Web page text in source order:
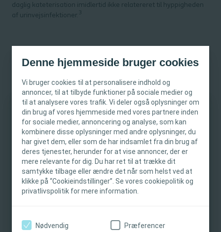
Denne hjemmeside bruger cookies
Vi bruger cookies til at personalisere indhold og
annoncer, til at tilbyde funktioner på sociale medier og
til at analysere vores trafik. Vi deler også oplysninger om
din brug af vores hjemmeside med vores partnere inden
for sociale medier, annoncering og analyse, som kan
kombinere disse oplysninger med andre oplysninger, du
har givet dem, eller som de har indsamlet fra din brug af
deres tjenester, herunder for at vise annoncer, der er
mere relevante for dig. Du har ret til at trække dit
samtykke tilbage eller ændre det når som helst ved at
klikke på “Cookieindstillinger”. Se vores cookiepolitik og
privatlivspolitik for mere information.
Nødvendig Præferencer
VIGTIG INFORMATION
Denne hjemmeside er kun beregnet til
sundhedspersonale. Hjemmesidens indhold er
beregnet til oplysnings- og uddannelsesmæssige
formål og er ikke tiltænkt andre områder.
Coloplast yder ikke medicinsk rådgivning.
oplysninger om de præsenterede produkter,
daglig kateterisation imidlertid ikke relatereret til hyppigheden
af urinvejsinfektioner. 3
Vidste du?
4-6 gange
Det anbefales, at IC-brugere kateteriserer 4-6
gange dagligt.
Blærevolumen bør forblive inden for 300-